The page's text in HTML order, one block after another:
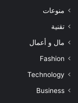
منوعات
تقنية
مال و أعمال
Fashion
Technology
Business